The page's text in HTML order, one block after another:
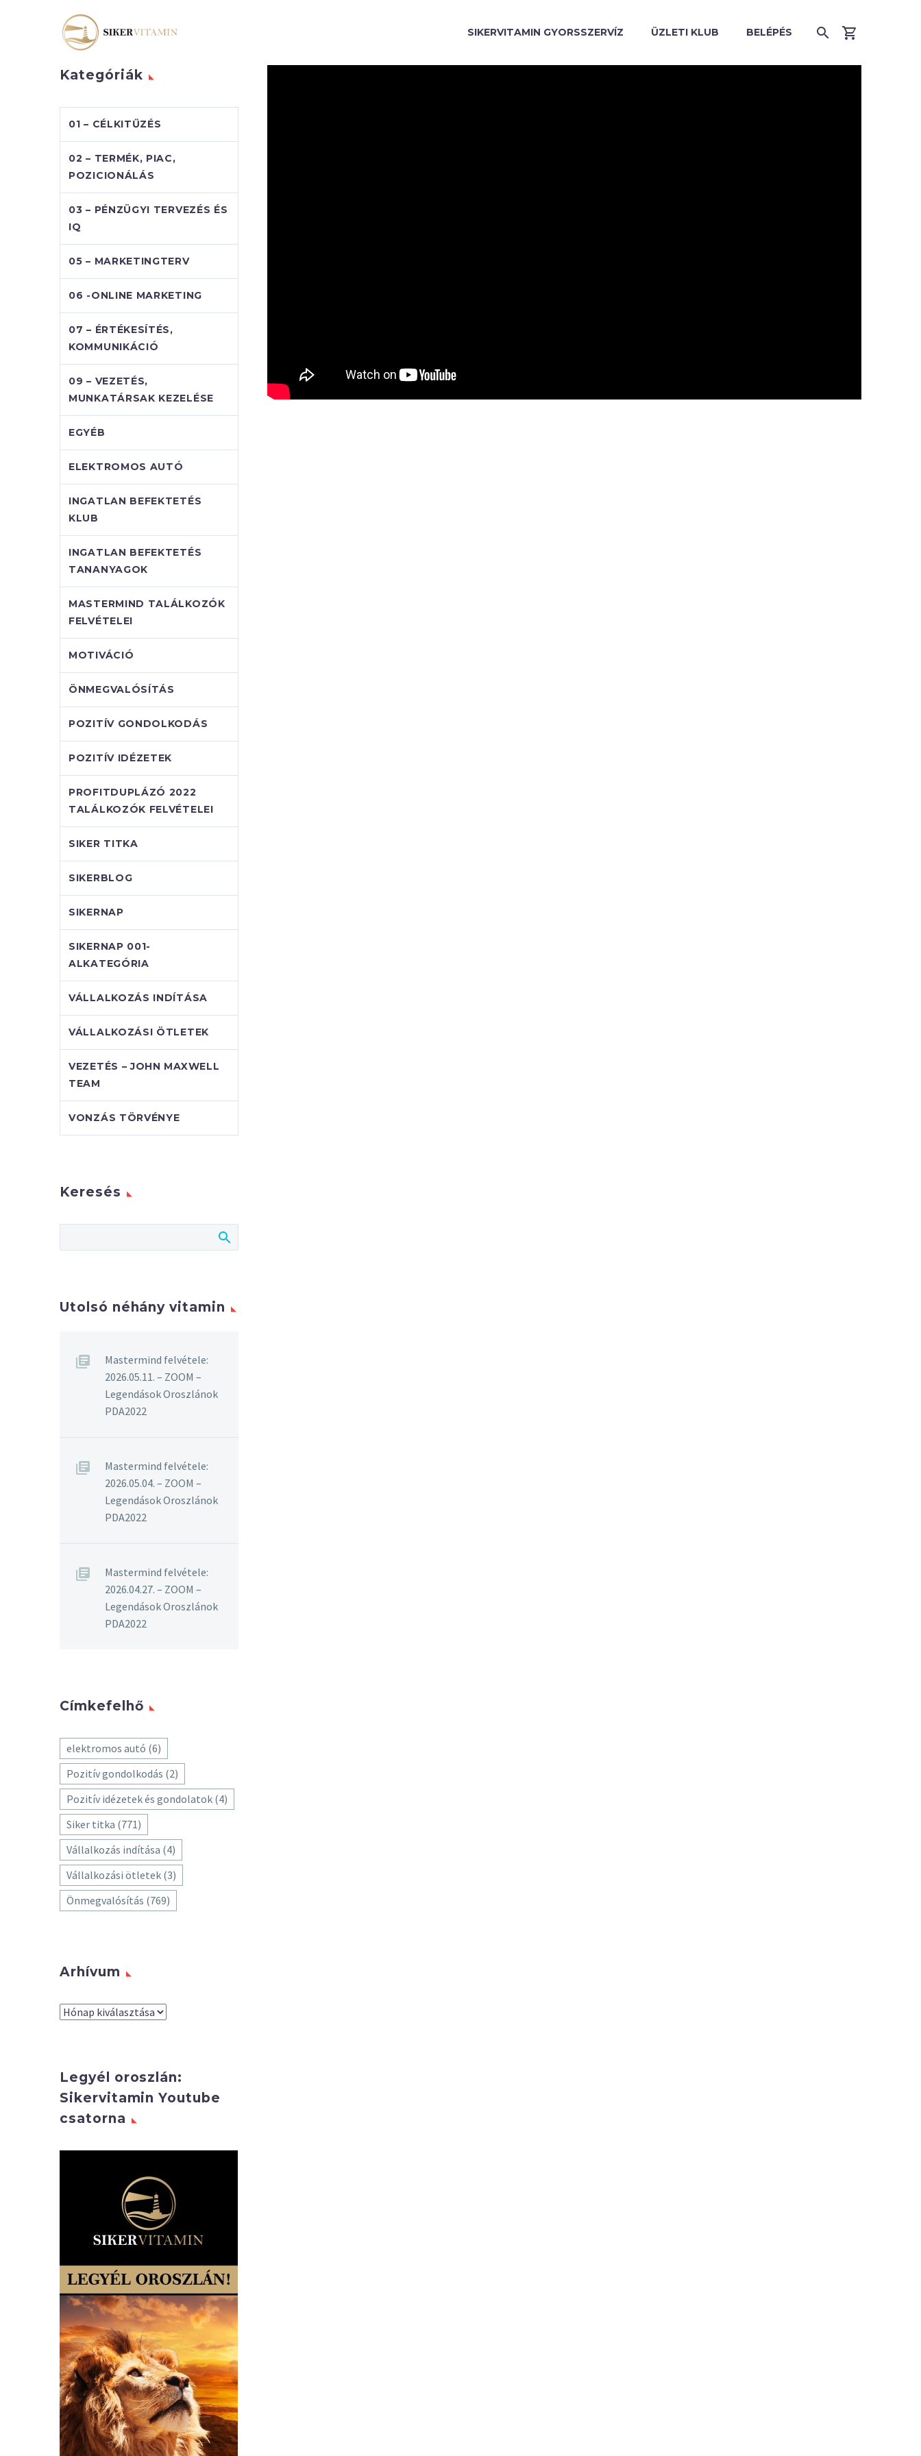
SIKERVITAMIN GYORSSZERVÍZ ÜZLETI KLUB BELÉPÉS
Kategóriák
01 – CÉLKITŰZÉS
02 – TERMÉK, PIAC,
POZICIONÁLÁS
03 – PÉNZÜGYI TERVEZÉS ÉS
IQ
05 – MARKETINGTERV
06 -ONLINE MARKETING
07 – ÉRTÉKESÍTÉS,
KOMMUNIKÁCIÓ
09 – VEZETÉS,
MUNKATÁRSAK KEZELÉSE
EGYÉB
ELEKTROMOS AUTÓ
INGATLAN BEFEKTETÉS
KLUB
INGATLAN BEFEKTETÉS
TANANYAGOK
MASTERMIND TALÁLKOZÓK
FELVÉTELEI
MOTIVÁCIÓ
ÖNMEGVALÓSÍTÁS
POZITÍV GONDOLKODÁS
POZITÍV IDÉZETEK
PROFITDUPLÁZÓ 2022
TALÁLKOZÓK FELVÉTELEI
SIKER TITKA
SIKERBLOG
SIKERNAP
SIKERNAP 001-
ALKATEGÓRIA
VÁLLALKOZÁS INDÍTÁSA
VÁLLALKOZÁSI ÖTLETEK
VEZETÉS – JOHN MAXWELL
TEAM
VONZÁS TÖRVÉNYE
Keresés
Utolsó néhány vitamin
Mastermind felvétele:
2026.05.11. – ZOOM –
Legendások Oroszlánok
PDA2022
Mastermind felvétele:
2026.05.04. – ZOOM –
Legendások Oroszlánok
PDA2022
Mastermind felvétele:
2026.04.27. – ZOOM –
Legendások Oroszlánok
PDA2022
Címkefelhő
elektromos autó (6)
Pozitív gondolkodás (2)
Pozitív idézetek és gondolatok (4)
Siker titka (771)
Vállalkozás indítása (4)
Vállalkozási ötletek (3)
Önmegvalósítás (769)
Arhívum
Arhívum
Legyél oroszlán:
Sikervitamin Youtube
csatorna